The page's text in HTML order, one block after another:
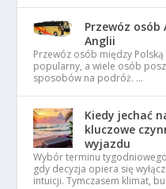
Przewóz osób
Anglii
Przewóz osób między
popularny, a wiele osób
sposobów na podróż. …
Kiedy jechać
kluczowe
wyjazdu
Wybór terminu
gdy decyzja opiera się
intuicji. Tymczasem klimat,